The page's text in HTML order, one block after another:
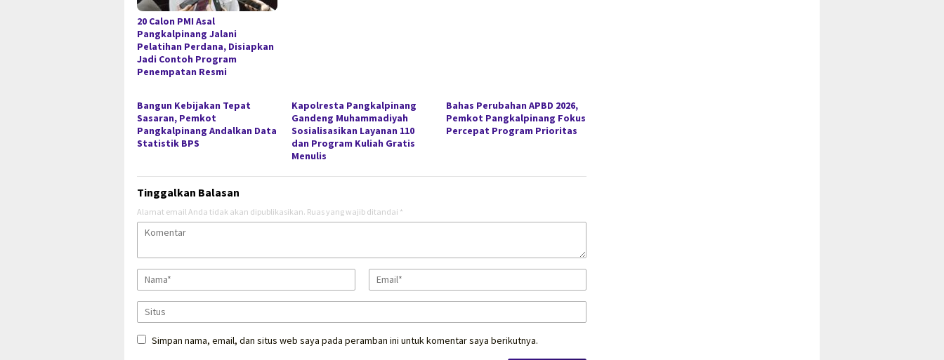
20 Calon PMI Asal
Pangkalpinang Jalani
Pelatihan Perdana, Disiapkan
Jadi Contoh Program
Penempatan Resmi
Bangun Kebijakan Tepat
Sasaran, Pemkot
Pangkalpinang Andalkan Data
Statistik BPS
Kapolresta Pangkalpinang
Gandeng Muhammadiyah
Sosialisasikan Layanan 110
dan Program Kuliah Gratis
Menulis
Bahas Perubahan APBD 2026,
Pemkot Pangkalpinang Fokus
Percepat Program Prioritas
Tinggalkan Balasan
Alamat email Anda tidak akan dipublikasikan. Ruas yang wajib ditandai *
Simpan nama, email, dan situs web saya pada peramban ini untuk komentar saya berikutnya.